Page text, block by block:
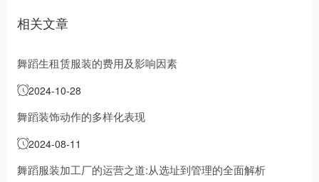
相关文章
舞蹈生租赁服装的费用及影响因素
2024-10-28
舞蹈装饰动作的多样化表现
2024-08-11
舞蹈服装加工厂的运营之道:从选址到管理的全面解析